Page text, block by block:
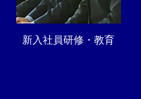
新入社員研修・教育